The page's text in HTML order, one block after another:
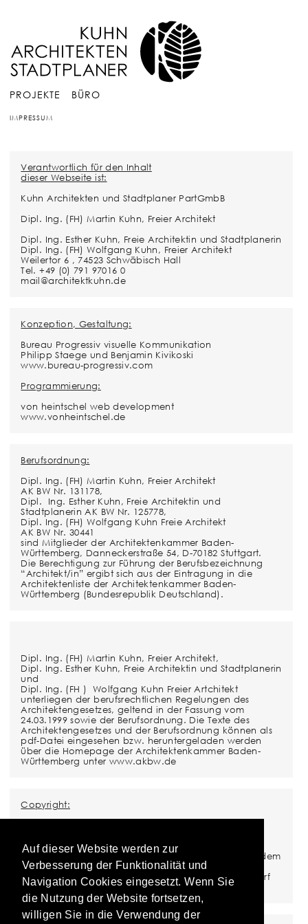
Auf dieser Website werden zur
Verbesserung der Funktionalität und
Navigation Cookies eingesetzt. Wenn Sie
die Nutzung der Website fortsetzen,
willigen Sie in die Verwendung der
PROJEKTE BÜRO
IMPRESSUM
Verantwortlich für den Inhalt
dieser Webseite ist:
Kuhn Architekten und Stadtplaner PartGmbB
Dipl. Ing. (FH) Martin Kuhn, Freier Architekt
Dipl. Ing. Esther Kuhn, Freie Architektin und Stadtplanerin
Dipl. Ing. (FH) Wolfgang Kuhn, Freier Architekt
Weilertor 6 , 74523 Schwäbisch Hall
Tel. +49 (0) 791 97016 0
mail@architektkuhn.de
Konzeption, Gestaltung:
Bureau Progressiv visuelle Kommunikation
Philipp Staege und Benjamin Kivikoski
www.bureau-progressiv.com
Programmierung:
von heintschel web development
www.vonheintschel.de
Berufsordnung:
Dipl. Ing. (FH) Martin Kuhn, Freier Architekt
AK BW Nr. 131178,
Dipl. Ing. Esther Kuhn, Freie Architektin und
Stadtplanerin AK BW Nr. 125778,
Dipl. Ing. (FH) Wolfgang Kuhn Freie Architekt
AK BW Nr. 30441
sind Mitglieder der Architektenkammer Baden-
Württemberg, Danneckerstraße 54, D-70182 Stuttgart.
Die Berechtigung zur Führung der Berufsbezeichnung
“Architekt/in” ergibt sich aus der Eintragung in die
Architektenliste der Architektenkammer Baden-
Württemberg (Bundesrepublik Deutschland).
Dipl. Ing. (FH) Martin Kuhn, Freier Architekt,
Dipl. Ing. Esther Kuhn, Freie Architektin und Stadtplanerin
und
Dipl. Ing. (FH ) Wolfgang Kuhn Freier Artchitekt
unterliegen der berufsrechtlichen Regelungen des
Architektengesetzes, geltend in der Fassung vom
24.03.1999 sowie der Berufsordnung. Die Texte des
Architektengesetzes und der Berufsordnung können als
pdf-Datei eingesehen bzw. heruntergeladen werden
über die Homepage der Architektenkammer Baden-
Württemberg unter www.akbw.de
Copyright:
Copyright liegt, sofern nicht anders angegeben, bei
Kuhn Architekten. Alle Teile der Website unterliegen dem
Copyright und sind urheberrechtlich als
Datensammelwerk geschützt. Jede Verwertung bedarf
der schriftlichen Zustimmung von Kuhn Architekten.